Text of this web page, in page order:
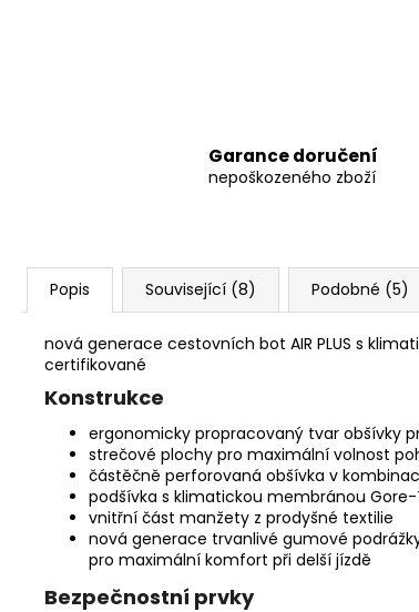
Garance doručení
nepoškozeného zboží
Popis Související (8) Podobné (5)
nová generace cestovních bot AIR PLUS s
certifikované
Konstrukce
ergonomicky propracovaný tvar obšívky
strečové plochy pro maximální volnost
částěčně perforovaná obšívka v
podšívka s klimatickou membránou Gore-
vnitřní část manžety z prodyšné textilie
nová generace trvanlivé gumové
pro maximální komfort při delší jízdě
Bezpečnostní prvky